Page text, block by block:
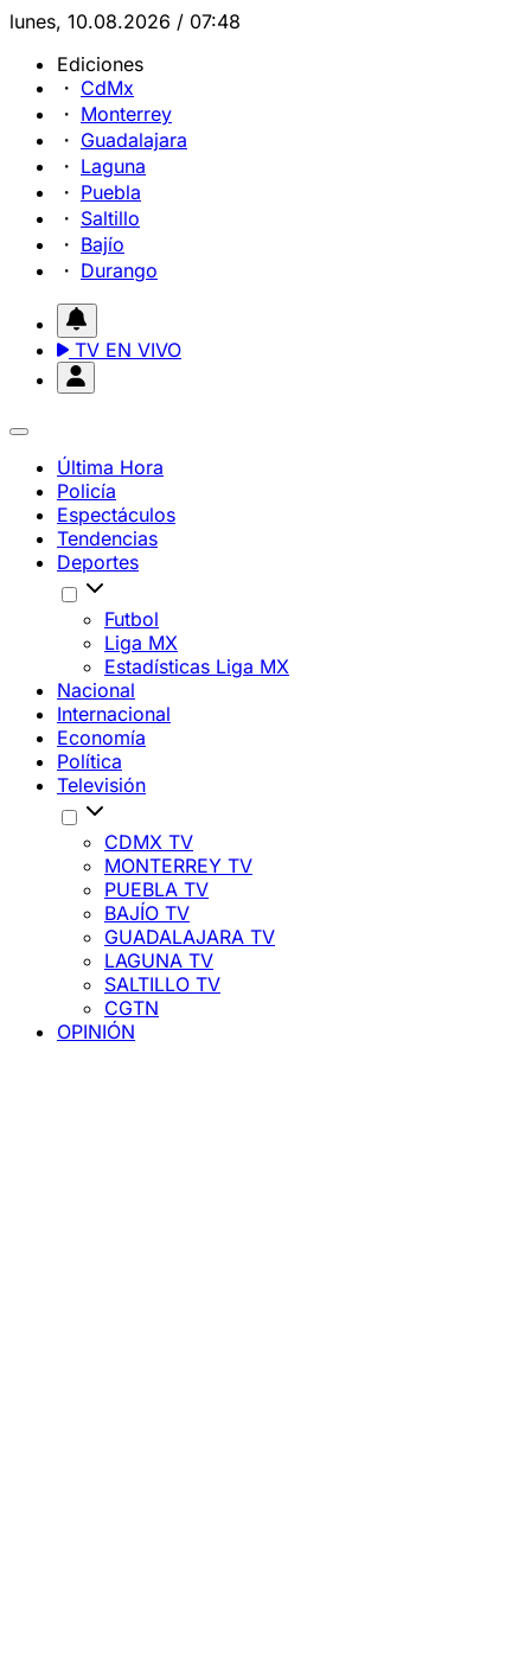
lunes, 10.08.2026 / 07:48
Ediciones
CdMx
Monterrey
Guadalajara
Laguna
Puebla
Saltillo
Bajío
Durango
TV EN VIVO
Última Hora
Policía
Espectáculos
Tendencias
Deportes
Futbol
Liga MX
Estadísticas Liga MX
Nacional
Internacional
Economía
Política
Televisión
CDMX TV
MONTERREY TV
PUEBLA TV
BAJÍO TV
GUADALAJARA TV
LAGUNA TV
SALTILLO TV
CGTN
OPINIÓN